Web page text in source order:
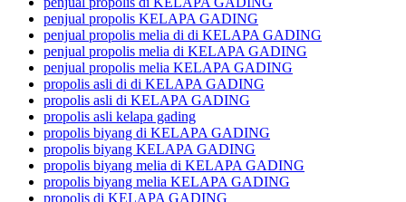
penjual propolis KELAPA GADING
penjual propolis melia di di KELAPA GADING
penjual propolis melia di KELAPA GADING
penjual propolis melia KELAPA GADING
propolis asli di di KELAPA GADING
propolis asli di KELAPA GADING
propolis asli kelapa gading
propolis biyang di KELAPA GADING
propolis biyang KELAPA GADING
propolis biyang melia di KELAPA GADING
propolis biyang melia KELAPA GADING
propolis di KELAPA GADING